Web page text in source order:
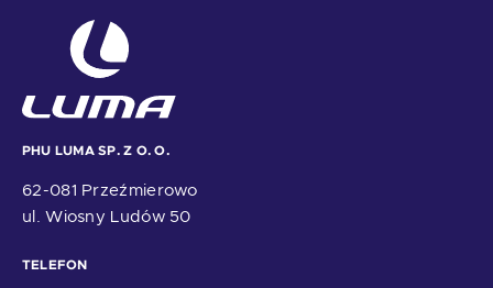
PHU LUMA SP. Z O. O.
62-081 Przeźmierowo
ul. Wiosny Ludów 50
TELEFON